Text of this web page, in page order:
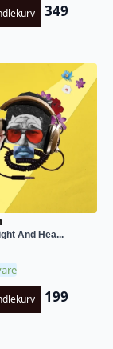
349
And Hea...
199